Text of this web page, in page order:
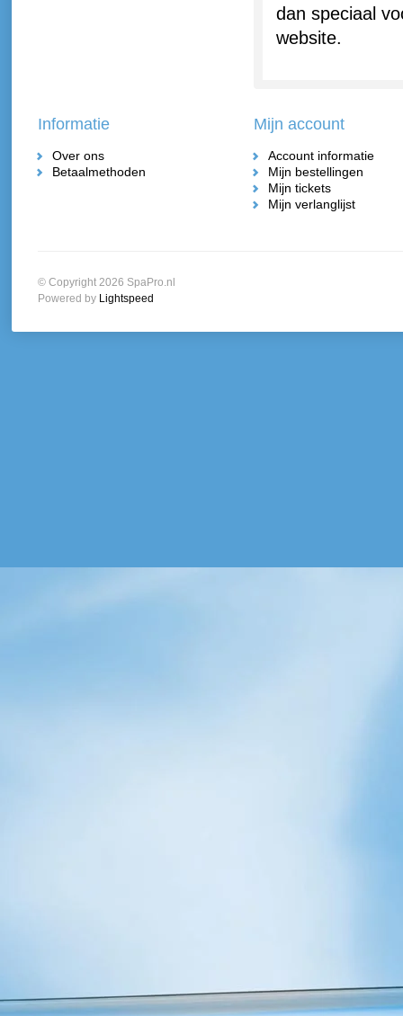
dan speciaal
website.
Informatie
Over ons
Betaalmethoden
Mijn account
Account informatie
Mijn bestellingen
Mijn tickets
Mijn verlanglijst
© Copyright 2026 SpaPro.nl
Powered by Lightspeed